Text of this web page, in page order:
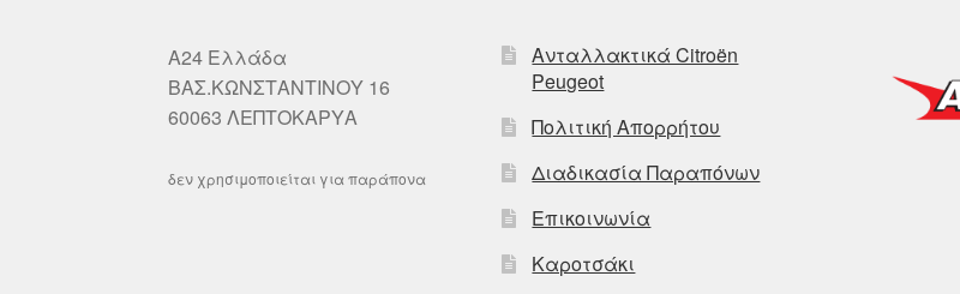
A24 Ελλάδα
ΒΑΣ.ΚΩΝΣΤΑΝΤΙΝΟΥ 16
60063 ΛΕΠΤΟΚΑΡΥΑ
δεν χρησιμοποιείται για παράπονα
Ανταλλακτικά Citroën
Peugeot
Πολιτική Απορρήτου
Διαδικασία Παραπόνων
Επικοινωνία
Καροτσάκι